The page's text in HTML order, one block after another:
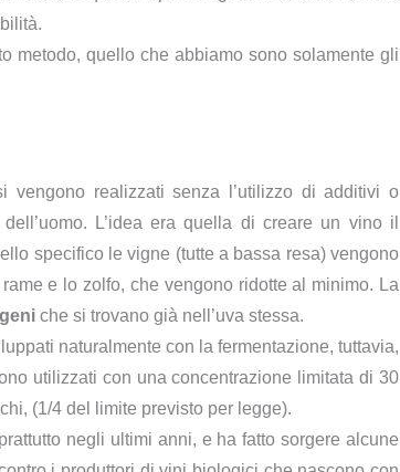
metodo, quello che abbiamo sono solamente gli
vengono realizzati senza l’utilizzo di additivi o
L’idea era quella di creare un vino il
specifico le vigne (tutte a bassa resa) vengono
e lo zolfo, che vengono ridotte al minimo. La
che si trovano già nell’uva stessa.
naturalmente con la fermentazione, tuttavia,
utilizzati con una concentrazione limitata di 30
(1/4 del limite previsto per legge).
negli ultimi anni, e ha fatto sorgere alcune